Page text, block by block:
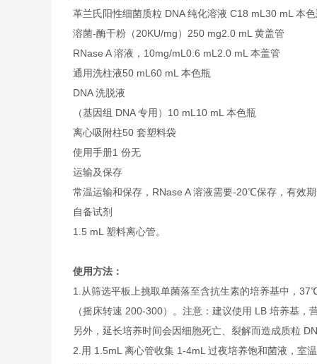
革兰氏阳性细菌质粒 DNA 纯化溶液 C18 mL 30 mL 本
溶菌-酶干粉（20KU/mg） 250 mg2.0 mL 黄盖管
RNase A 溶液，10mg/mL 0.6 mL 2.0 mL 本盖管
通用洗柱液50 mL 60 mL 本色瓶
DNA 洗脱液
（基因组 DNA 专用） 10 mL 10 mL 本色瓶
离心吸附柱50 套塑料袋
使用手册1 份无
运输及保存
常温运输和保存，RNase A 溶液需要-20℃保存，有效
自备试剂
1.5 mL 塑料离心管。
使用方法：
1.从筛选平板上挑取单菌落至含抗生素的培养基中，
（摇床转速 200-300）。注意：建议使用 LB 培养基
另外，延长培养时间会因细胞死亡、裂解而造成质粒
2.用 1.5mL 离心管收集 1-4mL 过夜培养饱和菌液，室